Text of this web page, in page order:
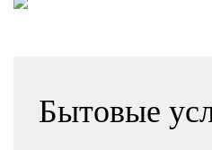
Бытовые